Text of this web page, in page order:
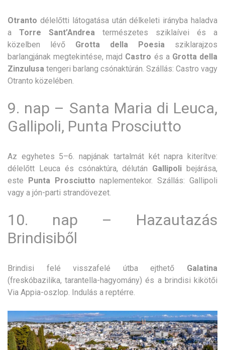
Otranto délelőtti látogatása után délkeleti irányba haladva
a Torre Sant’Andrea természetes sziklaívei és a
közelben lévő Grotta della Poesia sziklarajzos
barlangjának megtekintése, majd Castro és a Grotta della
Zinzulusa tengeri barlang csónaktúrán. Szállás: Castro vagy
Otranto közelében.
9. nap – Santa Maria di Leuca,
Gallipoli, Punta Prosciutto
Az egyhetes 5–6. napjának tartalmát két napra kiterítve:
délelőtt Leuca és csónaktúra, délután Gallipoli bejárása,
este
Punta Prosciutto naplementekor. Szállás: Gallipoli
vagy a jón-parti strandövezet.
10. nap – Hazautazás
Brindisiből
Brindisi felé visszafelé útba ejthető Galatina
(freskóbazilika, tarantella-hagyomány) és a brindisi kikötői
Via Appia-oszlop. Indulás a reptérre.